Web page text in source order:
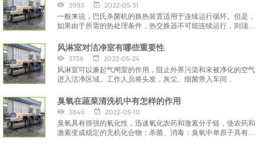
3993
2022-05-31
一般来说，巴氏杀菌机的换热装置适用于连续运行循环。但是，
如果由于所需的热处理条件，热交换器不可能连续运行，则须提
风淋室对洁净室有哪些重要性
3736
2022-05-24
风淋室可以兼起气闸室的作用，阻止外界污染和未被净化的空气
进入洁净区域。工作人员将头发，灰尘、细菌带入车间，
臭氧在蔬菜清洗机中有怎样的作用
3846
2022-05-10
臭氧具有很强的氧化性，迅速氧化农药和激素分子链，使农药和
激素变成稳定的无机化合物；杀菌、消毒：臭氧中单原子具有很